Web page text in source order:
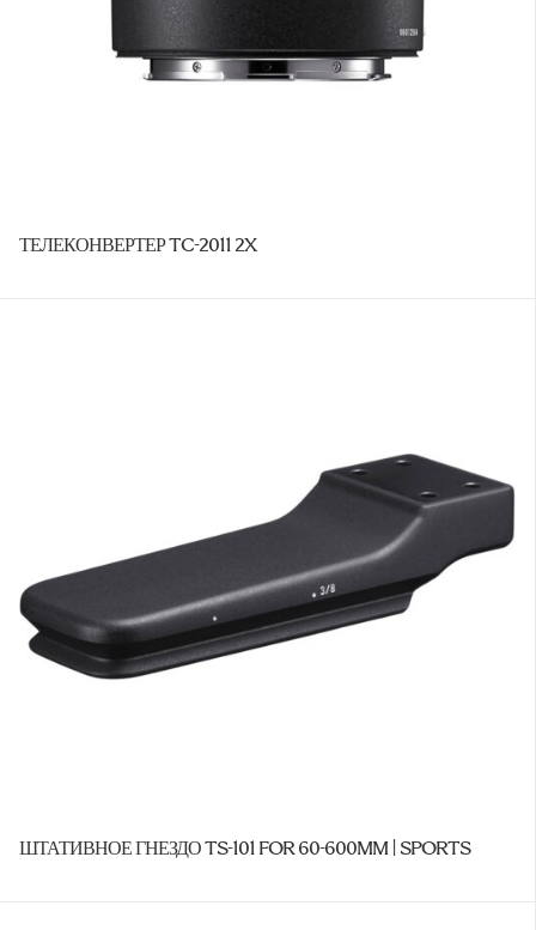
ТЕЛЕКОНВЕРТЕР TC-2011 2X
ШТАТИВНОЕ ГНЕЗДО TS-101 FOR 60-600MM | SPORTS